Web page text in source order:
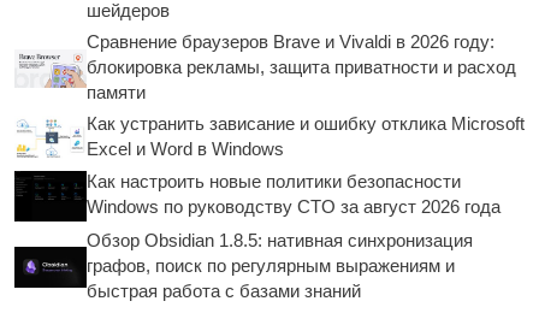
шейдеров
Сравнение браузеров Brave и Vivaldi в 2026 году:
блокировка рекламы, защита приватности и расход
памяти
Как устранить зависание и ошибку отклика Microsoft
Excel и Word в Windows
Как настроить новые политики безопасности
Windows по руководству CTO за август 2026 года
Обзор Obsidian 1.8.5: нативная синхронизация
графов, поиск по регулярным выражениям и
быстрая работа с базами знаний